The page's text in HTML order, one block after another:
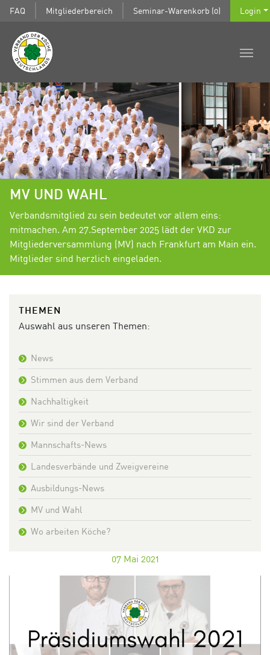
FAQ Mitgliederbereich Seminar-Warenkorb (0) Login
MV UND WAHL
Verbandsmitglied zu sein bedeutet vor allem eins:
mitmachen. Am 27.September 2025 lädt der VKD zur
Mitgliederversammlung (MV) nach Frankfurt am Main ein.
Mitglieder sind herzlich eingeladen.
THEMEN
Auswahl aus unseren Themen:
News
Stimmen aus dem Verband
Nachhaltigkeit
Wir sind der Verband
Mannschafts-News
Landesverbände und Zweigvereine
Ausbildungs-News
MV und Wahl
Wo arbeiten Köche?
07 Mai 2021